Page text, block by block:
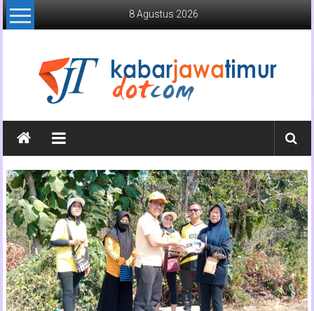
Lompat
ke
8 Agustus 2026
Kabar
Jawa
Timur
Media
Online
Jawa
Timur